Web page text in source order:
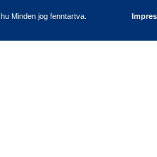
Minden jog fenntartva.